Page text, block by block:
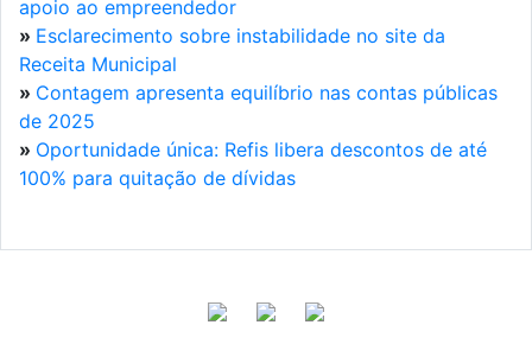
apoio ao empreendedor
» Esclarecimento sobre instabilidade no site da
Receita Municipal
» Contagem apresenta equilíbrio nas contas públicas
de 2025
» Oportunidade única: Refis libera descontos de até
100% para quitação de dívidas